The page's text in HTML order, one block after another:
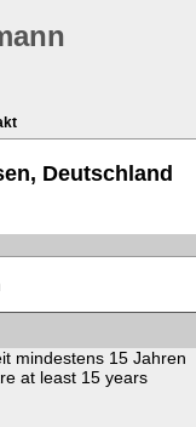
Deutschland
mindestens 15 Jahren
at least 15 years